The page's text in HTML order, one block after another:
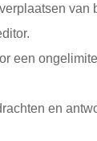
van
een
en